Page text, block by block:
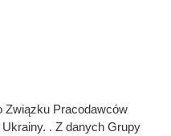
Związku Pracodawców
. Z danych Grupy